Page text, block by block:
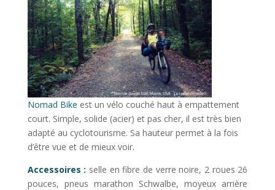
Nomad Bike est un vélo couché haut à empattement
court. Simple, solide (acier) et pas cher, il est très bien
adapté au cyclotourisme. Sa hauteur permet à la fois
d’être vue et de mieux voir.
Accessoires : selle en fibre de verre noire, 2 roues 26
pouces, pneus marathon Schwalbe, moyeux arrière